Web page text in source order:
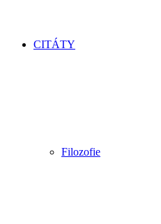
CITÁTY
Filozofie